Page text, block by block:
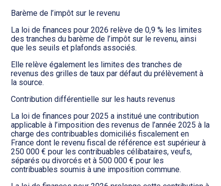
Barème de l’impôt sur le revenu
La loi de finances pour 2026 relève de 0,9 % les limites
des tranches du barème de l’impôt sur le revenu, ainsi
que les seuils et plafonds associés.
Elle relève également les limites des tranches de
revenus des grilles de taux par défaut du prélèvement à
la source.
Contribution différentielle sur les hauts revenus
La loi de finances pour 2025 a institué une contribution
applicable à l’imposition des revenus de l’année 2025 à la
charge des contribuables domiciliés fiscalement en
France dont le revenu fiscal de référence est supérieur à
250 000 € pour les contribuables célibataires, veufs,
séparés ou divorcés et à 500 000 € pour les
contribuables soumis à une imposition commune.